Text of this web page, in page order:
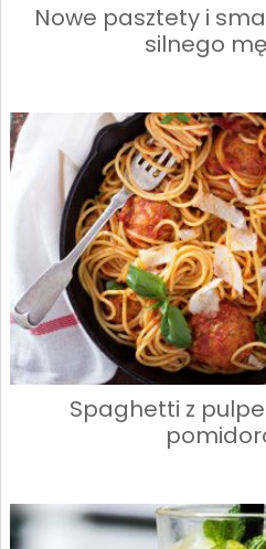
Nowe pasztety i
silnego
Spaghetti z